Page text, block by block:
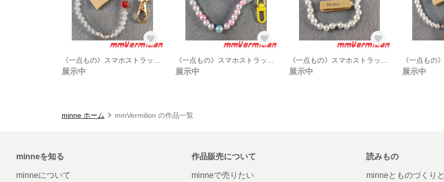
展示中 展示中 展示中 展示中
minne ホーム mmVermilion の作品一覧
minneを知る
minneについて
作品販売について
minneで売りたい
読みもの
minneとものづくりと